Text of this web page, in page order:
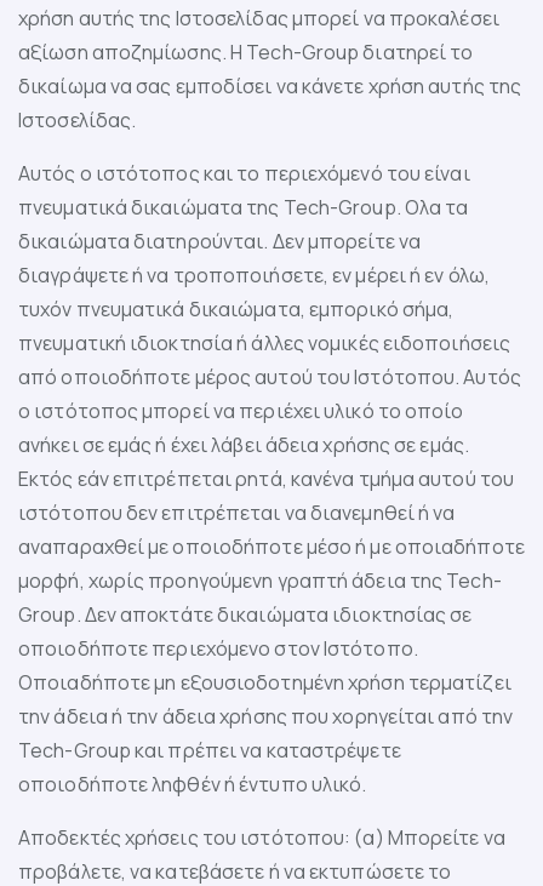
χρήση αυτής της Ιστοσελίδας μπορεί να προκαλέσει
αξίωση αποζημίωσης. Η Tech-Group διατηρεί το
δικαίωμα να σας εμποδίσει να κάνετε χρήση αυτής της
Ιστοσελίδας.
Αυτός ο ιστότοπος και το περιεχόμενό του είναι
πνευματικά δικαιώματα της Tech-Group. Ολα τα
δικαιώματα διατηρούνται. Δεν μπορείτε να
διαγράψετε ή να τροποποιήσετε, εν μέρει ή εν όλω,
τυχόν πνευματικά δικαιώματα, εμπορικό σήμα,
πνευματική ιδιοκτησία ή άλλες νομικές ειδοποιήσεις
από οποιοδήποτε μέρος αυτού του Ιστότοπου. Αυτός
ο ιστότοπος μπορεί να περιέχει υλικό το οποίο
ανήκει σε εμάς ή έχει λάβει άδεια χρήσης σε εμάς.
Εκτός εάν επιτρέπεται ρητά, κανένα τμήμα αυτού του
ιστότοπου δεν επιτρέπεται να διανεμηθεί ή να
αναπαραχθεί με οποιοδήποτε μέσο ή με οποιαδήποτε
μορφή, χωρίς προηγούμενη γραπτή άδεια της Tech-
Group. Δεν αποκτάτε δικαιώματα ιδιοκτησίας σε
οποιοδήποτε περιεχόμενο στον Ιστότοπο.
Οποιαδήποτε μη εξουσιοδοτημένη χρήση τερματίζει
την άδεια ή την άδεια χρήσης που χορηγείται από την
Tech-Group και πρέπει να καταστρέψετε
οποιοδήποτε ληφθέν ή έντυπο υλικό.
Αποδεκτές χρήσεις του ιστότοπου: (α) Μπορείτε να
προβάλετε, να κατεβάσετε ή να εκτυπώσετε το